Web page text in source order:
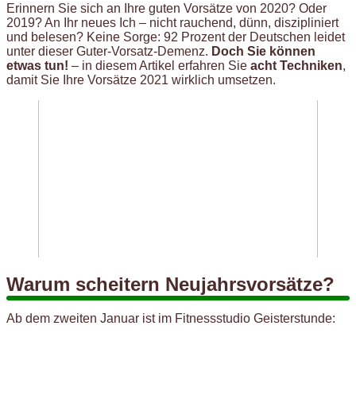
Erinnern Sie sich an Ihre guten Vorsätze von 2020? Oder
2019? An Ihr neues Ich – nicht rauchend, dünn, diszipliniert
und belesen? Keine Sorge: 92 Prozent der Deutschen leidet
unter dieser Guter-Vorsatz-Demenz. Doch Sie können
etwas tun! – in diesem Artikel erfahren Sie acht Techniken,
damit Sie Ihre Vorsätze 2021 wirklich umsetzen.
Warum scheitern Neujahrsvorsätze?
Ab dem zweiten Januar ist im Fitnessstudio Geisterstunde: